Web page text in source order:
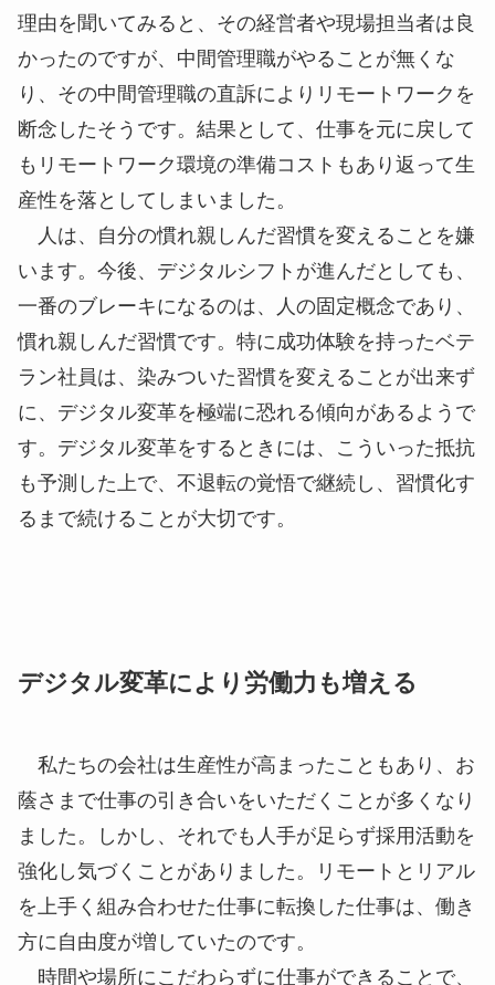
す。
逆に習慣化するまで我慢しないと、生産性を落と
してしまうこともあります。ある会社の経営者が、
「リモートは駄目ですね。社員達からも不満がでた
ので、来週から全社員出勤させることにしました」
と導入したリモートワークを撤回しすぐに元に戻し
てしまいました。どれくらいの期間、リモートワー
クをしたかと聞いてみると、なんと1週間でした。
理由を聞いてみると、その経営者や現場担当者は良
かったのですが、中間管理職がやることが無くな
り、その中間管理職の直訴によりリモートワークを
断念したそうです。結果として、仕事を元に戻して
もリモートワーク環境の準備コストもあり返って生
産性を落としてしまいました。
人は、自分の慣れ親しんだ習慣を変えることを嫌
に、デジタル変革を極端に恐れる傾向があるようで
も予測した上で、不退転の覚悟で継続し、習慣化す
るまで続けることが大切です。
デジタル変革により労働力も増える